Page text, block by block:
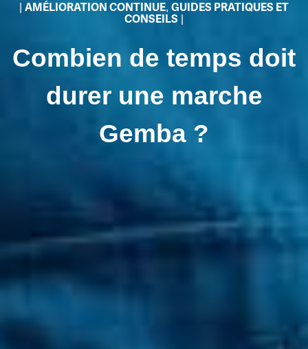
AMÉLIORATION CONTINUE, GUIDES PRATIQUES ET
CONSEILS
Combien de temps doit
durer une marche
Gemba ?